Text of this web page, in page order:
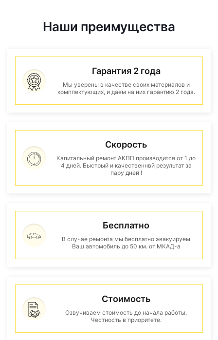
Наши преимущества
Гарантия 2 года
Мы уверены в качестве своих материалов и
комплектующих, и даем на них гарантию 2 года.
Скорость
Капитальный ремонт АКПП производится от 1 до
4 дней. Быстрый и качественнвй результат за
пару дней !
Бесплатно
В случае ремонта мы бесплатно эвакуируем
Ваш автомобиль до 50 км. от МКАД-а
Стоимость
Озвучиваем стоимость до начала работы.
Честность в приоритете.